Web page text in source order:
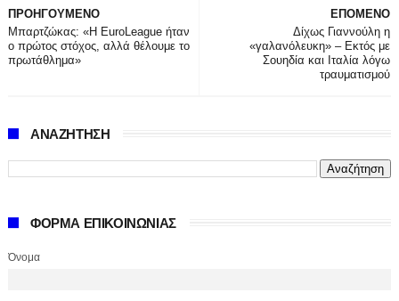
ΕΠΟΜΕΝΟ
Δίχως Γιαννούλη η
«γαλανόλευκη» – Εκτός με
Σουηδία και Ιταλία λόγω
τραυματισμού
ΠΡΟΗΓΟΥΜΕΝΟ
Μπαρτζώκας: «Η EuroLeague ήταν
ο πρώτος στόχος, αλλά θέλουμε το
πρωτάθλημα»
ΑΝΑΖΗΤΗΣΗ
ΦΟΡΜΑ ΕΠΙΚΟΙΝΩΝΙΑΣ
Όνομα